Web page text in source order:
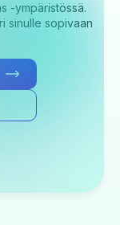
-ympäristössä.
sinulle sopivaan